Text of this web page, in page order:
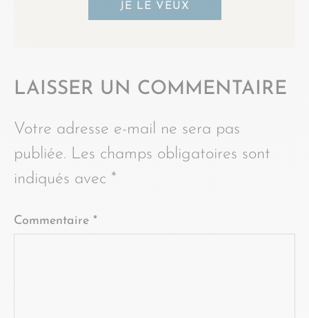
JE LE VEUX
LAISSER UN COMMENTAIRE
Votre adresse e-mail ne sera pas
publiée. Les champs obligatoires sont
indiqués avec *
Commentaire *